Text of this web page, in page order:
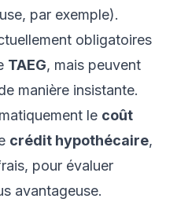
par exemple).
obligatoires
TAEG, mais peuvent
manière insistante.
le coût
crédit hypothécaire,
pour évaluer
avantageuse.